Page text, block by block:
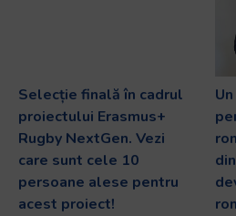
Selecție finală în cadrul
proiectului Erasmus+
Rugby NextGen. Vezi
care sunt cele 10
persoane alese pentru
acest proiect!